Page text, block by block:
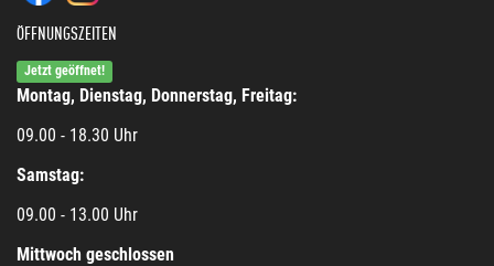
ÖFFNUNGSZEITEN
Jetzt geöffnet!
Montag, Dienstag, Donnerstag, Freitag:
09.00 - 18.30 Uhr
Samstag:
09.00 - 13.00 Uhr
Mittwoch geschlossen